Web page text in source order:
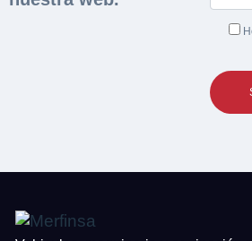
Acepto la Política de Privacidad y las
continuación confirma que estás de acuerdo
Vehículos